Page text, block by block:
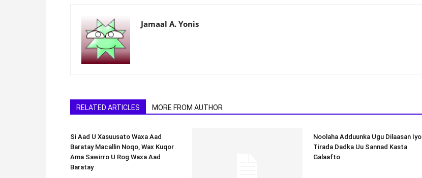
Jamaal A. Yonis
RELATED ARTICLES MORE FROM AUTHOR
Si Aad U Xasuusato Waxa Aad
Baratay Macallin Noqo, Wax Kuqor
Ama Sawirro U Rog Waxa Aad
Baratay
Noolaha Adduunka Ugu Dilaasan Iyo
Tirada Dadka Uu Sannad Kasta
Galaafto